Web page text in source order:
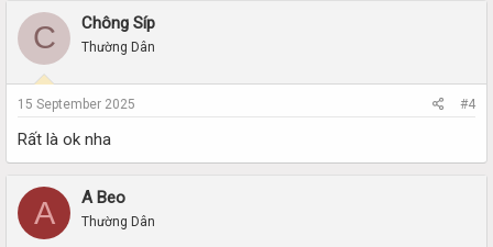
C Chông Síp
Thường Dân
15 September 2025 #4
Rất là ok nha
A A Beo
Thường Dân